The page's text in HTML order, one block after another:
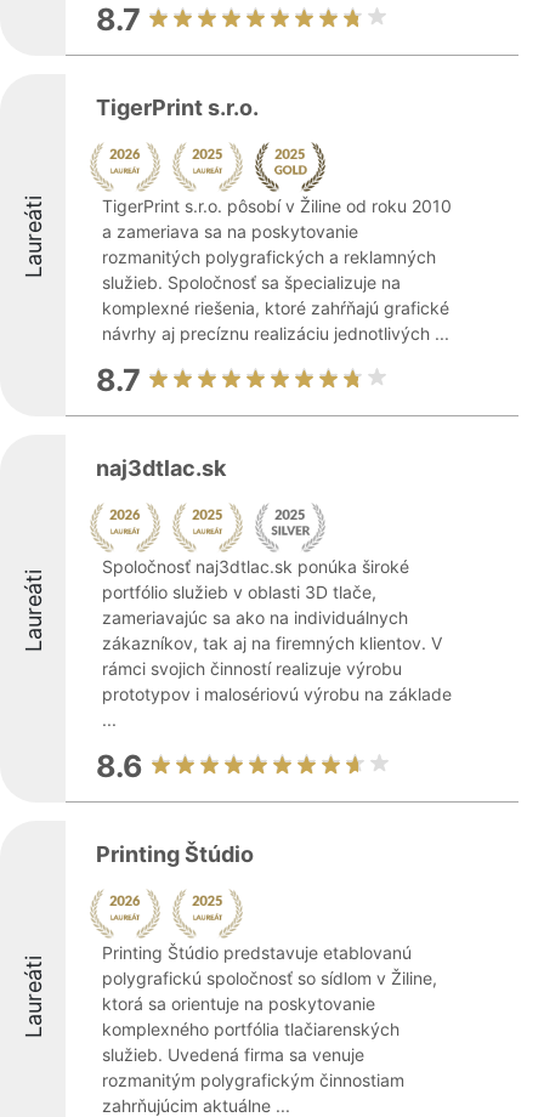
8.7
Laureáti
TigerPrint s.r.o.
TigerPrint s.r.o. pôsobí v Žiline od roku 2010
a zameriava sa na poskytovanie
rozmanitých polygrafických a reklamných
služieb. Spoločnosť sa špecializuje na
komplexné riešenia, ktoré zahŕňajú grafické
návrhy aj precíznu realizáciu jednotlivých ...
8.7
Laureáti
naj3dtlac.sk
Spoločnosť naj3dtlac.sk ponúka široké
portfólio služieb v oblasti 3D tlače,
zameriavajúc sa ako na individuálnych
zákazníkov, tak aj na firemných klientov. V
rámci svojich činností realizuje výrobu
prototypov i malosériovú výrobu na základe
...
8.6
Laureáti
Printing Štúdio
Printing Štúdio predstavuje etablovanú
polygrafickú spoločnosť so sídlom v Žiline,
ktorá sa orientuje na poskytovanie
komplexného portfólia tlačiarenských
služieb. Uvedená firma sa venuje
rozmanitým polygrafickým činnostiam
zahrňujúcim aktuálne ...